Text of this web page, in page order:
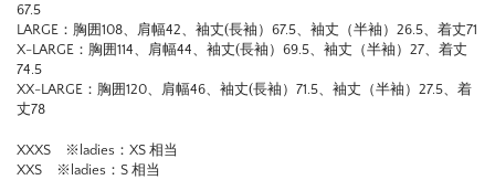
67.5
LARGE：胸囲108、肩幅42、袖丈(長袖）67.5、袖丈（半袖）26.5、着丈71
X-LARGE：胸囲114、肩幅44、袖丈(長袖）69.5、袖丈（半袖）27、着丈
74.5
XX-LARGE：胸囲120、肩幅46、袖丈(長袖）71.5、袖丈（半袖）27.5、着
丈78
XXXS ※ladies：XS 相当
XXS ※ladies：S 相当